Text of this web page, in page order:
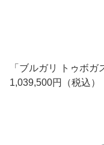
「ブルガリ トゥボ
1,039,500円（税込）